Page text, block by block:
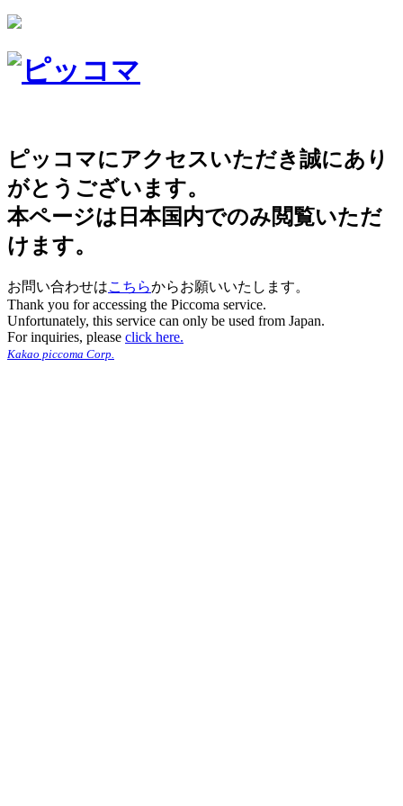
ピッコマにアクセスいただき誠にあり
がとうございます。
本ページは日本国内でのみ閲覧いただ
けます。
お問い合わせはこちらからお願いいたします。
Thank you for accessing the Piccoma service.
Unfortunately, this service can only be used from Japan.
For inquiries, please click here.
Kakao piccoma Corp.